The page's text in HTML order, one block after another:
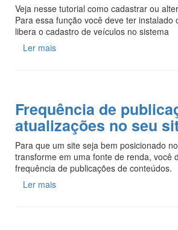
Veja nesse tutorial como cadastrar ou
Para essa função você deve ter instalado
libera o cadastro de veículos no sistema
Ler mais
Frequência de
atualizações no seu
Para que um site seja bem posicionado
transforme em uma fonte de renda, você
frequência de publicações de conteúdos.
Ler mais